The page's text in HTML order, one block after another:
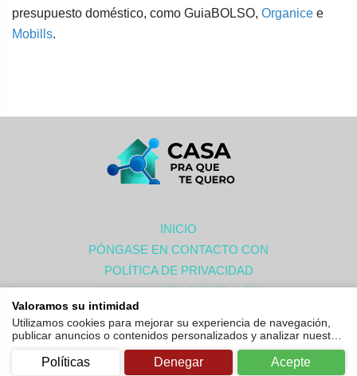
presupuesto doméstico, como GuiaBOLSO, Organice e
Mobills.
INICIO
PÓNGASE EN CONTACTO CON
POLÍTICA DE PRIVACIDAD
CONDICIONES GENERALES
© 2024. Casa que te quiero. Todos los derechos reservados
Valoramos su intimidad
Utilizamos cookies para mejorar su experiencia de navegación,
publicar anuncios o contenidos personalizados y analizar nuestro
tráfico. Al hacer clic enAcepte, acepta el uso de cookies.
Políticas Denegar Acepte